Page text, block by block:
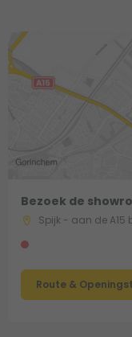
Bezoek de
Spijk - aan de A15
Route &